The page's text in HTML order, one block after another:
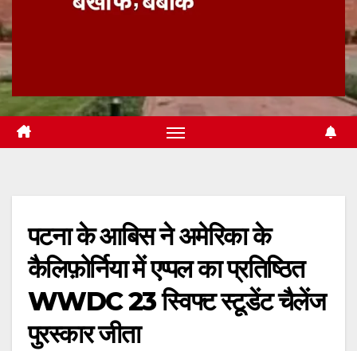
पटना के आबिस ने अमेरिका के
कैलिफ़ोर्निया में एप्पल का प्रतिष्ठित
WWDC 23 स्विफ्ट स्टूडेंट चैलेंज
पुरस्कार जीता